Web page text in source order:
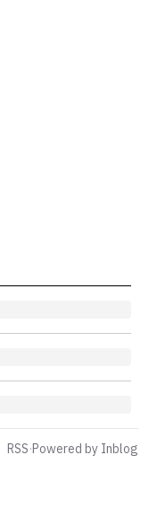
RSS·Powered by Inblog